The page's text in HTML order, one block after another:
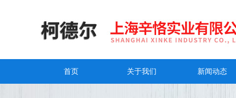
首页 关于我们 新闻动态